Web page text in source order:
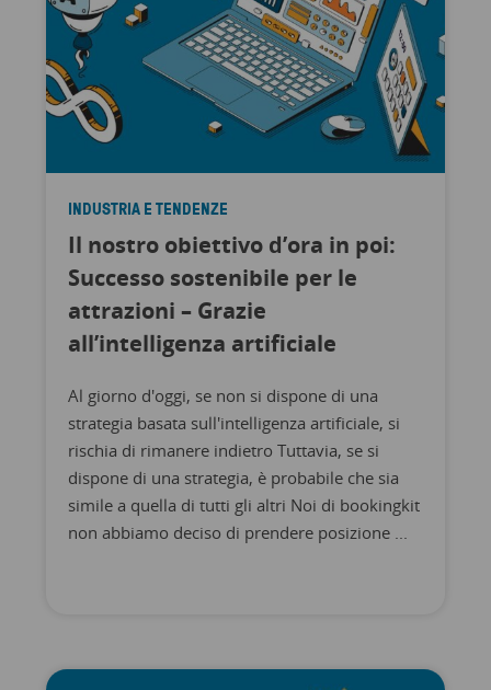
INDUSTRIA E TENDENZE
Il nostro obiettivo d’ora in poi:
Successo sostenibile per le
attrazioni – Grazie
all’intelligenza artificiale
Al giorno d'oggi, se non si dispone di una
strategia basata sull'intelligenza artificiale, si
rischia di rimanere indietro Tuttavia, se si
dispone di una strategia, è probabile che sia
simile a quella di tutti gli altri Noi di bookingkit
non abbiamo deciso di prendere posizione ...